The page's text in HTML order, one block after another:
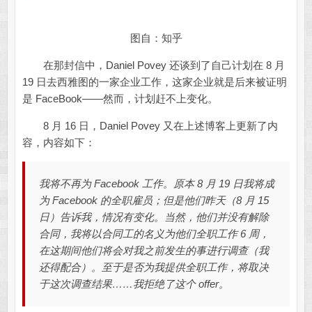
图自：知乎
在那封信中，Daniel Povey 还谈到了自己计划在 8 月
19 日去西雅图的一家企业工作，这家企业就是后来被证明
是 FaceBook——然而，计划赶不上变化。
8 月 16 日，Daniel Povey 又在上述博客上更新了内
容，内容如下：
我将不再为 Facebook 工作。原本 8 月 19 日我将成
为 Facebook 的全职雇员；但是他们昨天（8 月 15
日）告诉我，情况有变化。当然，他们并没有解除
合同，我将以合同工的名义为他们全职工作 6 周，
在这期间他们将会对我之前发生的事进行调查（我
还得配合）。至于是否为我提供全职工作，将取决
于这次调查结果……我拒绝了这个 offer。